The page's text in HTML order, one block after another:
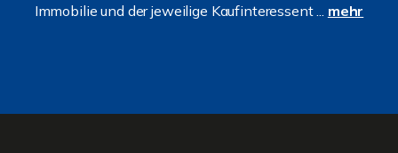
Immobilie und der jeweilige Kaufinteressent ... mehr